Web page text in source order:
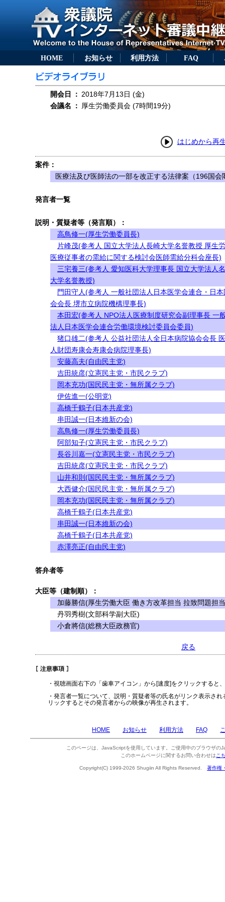
HOME お知らせ 利用方法 FAQ
開会日 ： 2018年7月13日 (金)
会議名
： 厚生労働委員会 (7時間19分)
はじめから再
案件：
医療法及び医師法の一部を改正する法律案（196国会
発言者一覧
説明・質疑者等（発言順）：
高鳥修一(厚生労働委員長)
片峰茂(参考人 国立大学法人長崎大学名誉教授 厚生
医療従事者の需給に関する検討会医師需給分科会座長)
三宅養三(参考人 愛知医科大学理事長 国立大学法人
大学名誉教授)
門田守人(参考人 一般社団法人日本医学会連合・日
会会長 堺市立病院機構理事長)
本田宏(参考人 NPO法人医療制度研究会副理事長 一
法人日本医学会連合労働環境検討委員会委員)
猪口雄二(参考人 公益社団法人全日本病院協会会長
人財団寿康会寿康会病院理事長)
安藤高夫(自由民主党)
吉田統彦(立憲民主党・市民クラブ)
岡本充功(国民民主党・無所属クラブ)
伊佐進一(公明党)
高橋千鶴子(日本共産党)
串田誠一(日本維新の会)
高鳥修一(厚生労働委員長)
阿部知子(立憲民主党・市民クラブ)
長谷川嘉一(立憲民主党・市民クラブ)
吉田統彦(立憲民主党・市民クラブ)
山井和則(国民民主党・無所属クラブ)
大西健介(国民民主党・無所属クラブ)
岡本充功(国民民主党・無所属クラブ)
高橋千鶴子(日本共産党)
串田誠一(日本維新の会)
高橋千鶴子(日本共産党)
赤澤亮正(自由民主党)
答弁者等
大臣等（建制順）：
加藤勝信(厚生労働大臣 働き方改革担当 拉致問題担
丹羽秀樹(文部科学副大臣)
小倉將信(総務大臣政務官)
戻る
・視聴画面右下の「歯車アイコン」から[速度]をクリックすると
・発言者一覧について、説明・質疑者等の氏名がリンク表示さ
リックするとその発言者からの映像が再生されます。
HOME お知らせ 利用方法 FAQ
このページは、JavaScriptを使用しています。ご使用中のブラウザの
このホームページに関するお問い合わせは こ
Copyright(C) 1999-2026 Shugiin All Rights Reserved. 著作権